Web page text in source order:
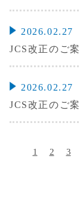
2026.02.27
JCS改正のご
2026.02.27
JCS改正のご
1 2 3